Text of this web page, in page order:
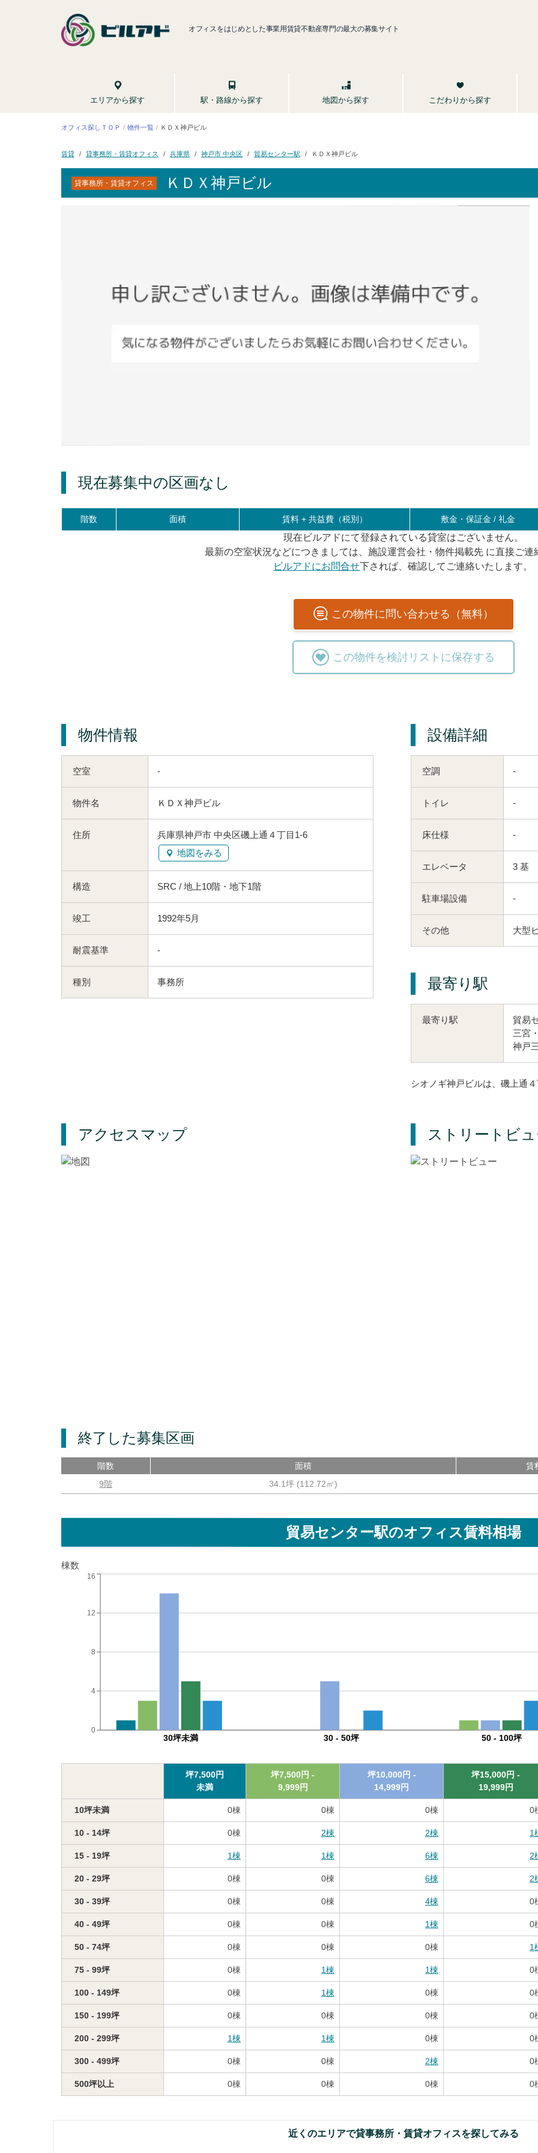
オフィスをはじめとした事業用賃貸不動産専門の最大の募集サイト
エリアから探す 駅・路線から探す 地図から探す こだわりから探す
オフィス探しＴＯＰ 物件一覧 ＫＤＸ神戸ビル
賃貸 貸事務所・賃貸オフィス 兵庫県 神戸市 中央区 貿易センター駅 ＫＤＸ神戸ビル
貸事務所・賃貸オフィス ＫＤＸ神戸ビル
現在募集中の区画なし
階数 面積 賃料 +共益費（税別） 敷金・保証金 / 礼金
現在ビルアドにて登録されている貸室はございません。
最新の空室状況などにつきましては、施設運営会社・物件掲載先 に直接ご連
ビルアドにお問合せ下されば、確認してご連絡いたします。
この物件に問い合わせる（無料）
この物件を検討リストに保存する
物件情報
空室 -
物件名 ＫＤＸ神戸ビル
住所
兵庫県神戸市 中央区磯上通４丁目1-6
地図をみる
構造 SRC / 地上10階・地下1階
竣工 1992年5月
耐震基準 -
種別 事務所
設備詳細
空調 -
トイレ -
床仕様 -
エレベータ 3 基
駐車場設備 -
その他 大型
最寄り駅
最寄り駅 貿易
三宮
神戸
シオノギ神戸ビルは、磯上通
アクセスマップ ストリートビ
終了した募集区画
階数 面積 賃
9階
34.1坪 (112.72㎡)
貿易センター駅のオフィス賃料相場
棟数
30坪未満 30 - 50坪 50 - 100坪
0
4
8
12
16
坪7,500円
未満
坪7,500円 -
9,999円
坪10,000 円 -
14,999円
坪15,000円 -
19,999円
10坪未満 0棟 0棟 0棟 0
10 - 14坪 0棟 2棟 2棟 1
15 - 19坪 1棟 1棟 6棟 2
20 - 29坪 0棟 0棟 6棟 2
30 - 39坪 0棟 0棟 4棟 0
40 - 49坪 0棟 0棟 1棟 0
50 - 74坪 0棟 0棟 0棟 1
75 - 99坪 0棟 1棟 1棟 0
100 - 149坪 0棟 1棟 0棟 0
150 - 199坪 0棟 0棟 0棟 0
200 - 299坪 1棟 1棟 0棟 0
300 - 499坪 0棟 0棟 2棟 0
500坪以上 0棟 0棟 0棟 0
近くのエリアで貸事務所・賃貸オフィスを探してみる